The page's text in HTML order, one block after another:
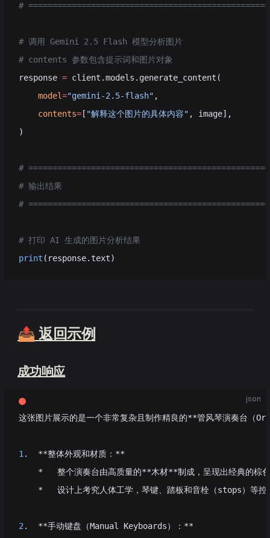
#
# 调用 Gemini 2.5 Flash 模型分析图片
# contents 参数包含提示词和图片对象
response = client.models.generate_content(
    model
="gemini-2.5-flash" ,
    contents
= [ "解释这个图片的具体内容" , image],
)
#
# 输出结果
#
# 打印 AI 生成的图片分析结果
print (response.text)
📤 返回示例
成功响应
json
这张图片展示的是一个非常复杂且制作精良的**管风琴演奏台（
1 .  **整体外观和材质：**
*   整个演奏台由高质量的**木材**制成，呈现出经典的棕
*   设计上考究人体工学，琴键、踏板和音栓（stops）等
2 .  **手动键盘（Manual Keyboards）：**